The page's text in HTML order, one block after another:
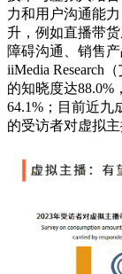
力和用户沟通能
升，例如直播带
障碍沟通、销售产
iiMedia Research
的知晓度达88.0%
64.1%；目前近九
的受访者对虚拟